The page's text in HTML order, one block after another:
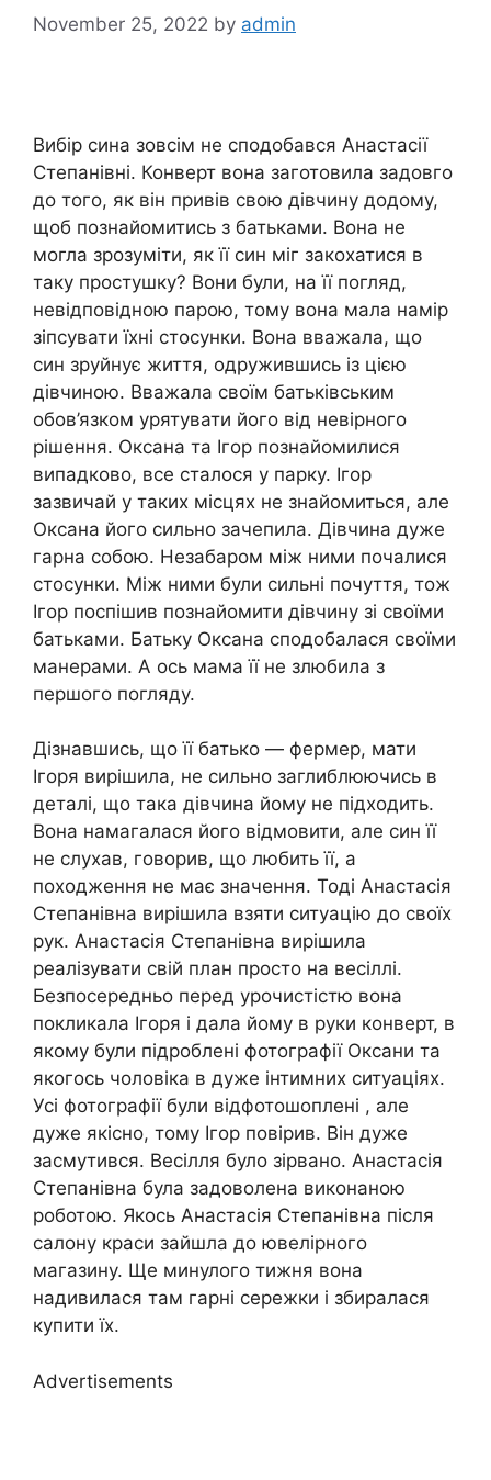
November 25, 2022 by admin
Вибір сина зовсім не сподобався Анастасії
Степанівні. Конверт вона заготовила задовго
до того, як він привів свою дівчину додому,
щоб познайомитись з батьками. Вона не
могла зрозуміти, як її син міг закохатися в
таку простушку? Вони були, на її погляд,
невідповідною парою, тому вона мала намір
зіпсувати їхні стосунки. Вона вважала, що
син зруйнує життя, одружившись із цією
дівчиною. Вважала своїм батьківським
обов’язком урятувати його від невірного
рішення. Оксана та Ігор познайомилися
випадково, все сталося у парку. Ігор
зазвичай у таких місцях не знайомиться, але
Оксана його сильно зачепила. Дівчина дуже
гарна собою. Незабаром між ними почалися
стосунки. Між ними були сильні почуття, тож
Ігор поспішив познайомити дівчину зі своїми
батьками. Батьку Оксана сподобалася своїми
манерами. А ось мама її не злюбила з
першого погляду.
Дізнавшись, що її батько — фермер, мати
Ігоря вирішила, не сильно заглиблюючись в
деталі, що така дівчина йому не підходить.
Вона намагалася його відмовити, але син її
не слухав, говорив, що любить її, а
походження не має значення. Тоді Анастасія
Степанівна вирішила взяти ситуацію до своїх
рук. Анастасія Степанівна вирішила
реалізувати свій план просто на весіллі.
Безпосередньо перед урочистістю вона
покликала Ігоря і дала йому в руки конверт, в
якому були підроблені фотографії Оксани та
якогось чоловіка в дуже інтимних ситуаціях.
Усі фотографії були відфотошоплені , але
дуже якісно, тому Ігор повірив. Він дуже
засмутився. Весілля було зірвано. Анастасія
Степанівна була задоволена виконаною
роботою. Якось Анастасія Степанівна після
салону краси зайшла до ювелірного
магазину. Ще минулого тижня вона
надивилася там гарні сережки і збиралася
купити їх.
Advertisements